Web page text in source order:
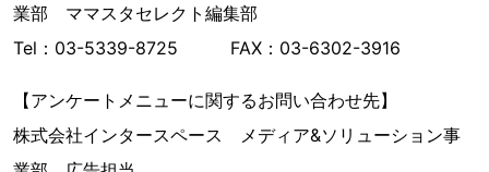
業部 ママスタセレクト編集部
Tel：03-5339-8725 FAX：03-6302-3916
【アンケートメニューに関するお問い合わせ先】
株式会社インタースペース メディア&ソリューション事